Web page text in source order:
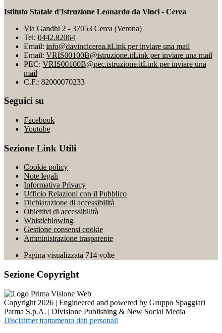
Istituto Statale d'Istruzione Leonardo da Vinci - Cerea
Via Gandhi 2 - 37053 Cerea (Verona)
Tel: 0442.82064
Email: info@davincicerea.itLink per inviare una mail
Email: VRIS00100B@istruzione.itLink per inviare una mail
PEC: VRIS00100B@pec.istruzione.itLink per inviare una
mail
C.F.: 82000070233
Seguici su
Facebook
Youtube
Sezione Link Utili
Cookie policy
Note legali
Informativa Privacy
Ufficio Relazioni con il Pubblico
Dichiarazione di accessibilità
Obiettivi di accessibilità
Whistleblowing
Gestione consensi cookie
Amministrazione trasparente
Pagina visualizzata 714 volte
Sezione Copyright
Copyright 2026 | Engineered and powered by Gruppo Spaggiari
Parma S.p.A. | Divisione Publishing & New Social Media
Disclaimer trattamento dati personali